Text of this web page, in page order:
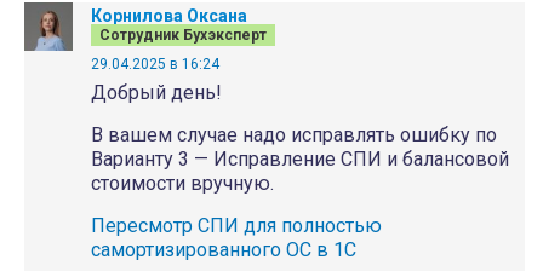
Корнилова Оксана
Сотрудник Бухэксперт
29.04.2025 в 16:24
Добрый день!
В вашем случае надо исправлять ошибку по
Варианту 3 — Исправление СПИ и балансовой
стоимости вручную.
Пересмотр СПИ для полностью
самортизированного ОС в 1С